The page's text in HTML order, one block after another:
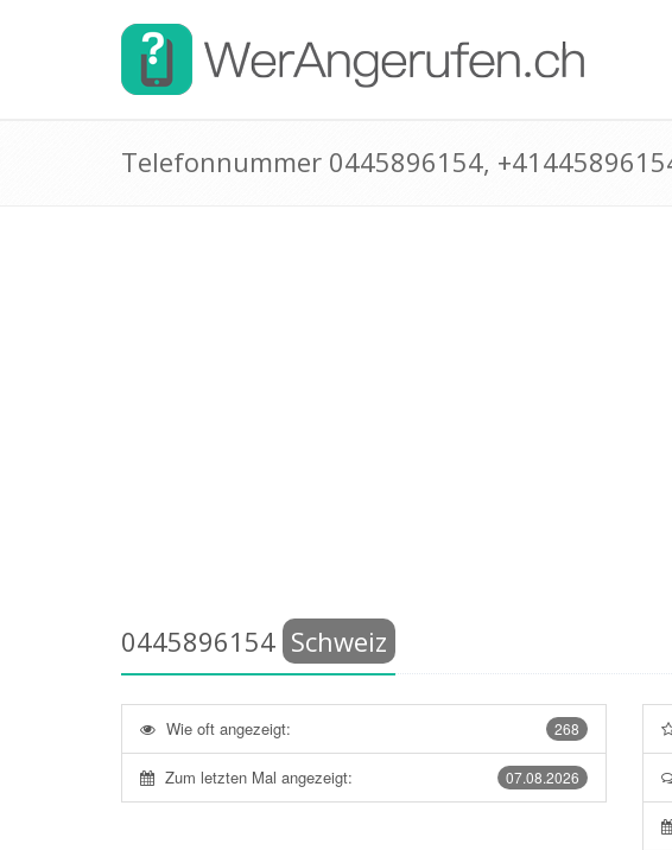
Telefonnummer 0445896154,
0445896154 Schweiz
268
Wie oft angezeigt:
07.08.2026
Zum letzten Mal angezeigt: